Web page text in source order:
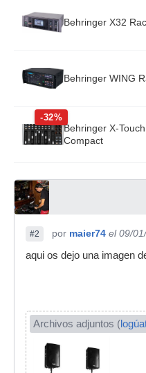
Behringer X32
Behringer WING
-32%
Behringer X-Touch
Compact
#2 por maier74 el 09/
aqui os dejo una imagen
Archivos adjuntos (